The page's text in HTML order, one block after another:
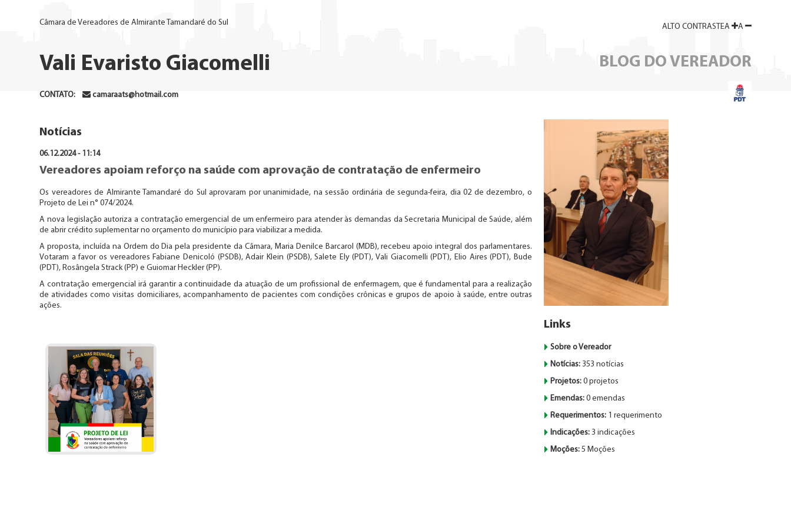
Câmara de Vereadores de Almirante Tamandaré do Sul ALTO CONTRASTEA A
Vali Evaristo Giacomelli BLOG DO VEREADOR
CONTATO: camaraats@hotmail.com
Notícias
06.12.2024 - 11:14
Vereadores apoiam reforço na saúde com aprovação de contratação de enfermeiro
Os vereadores de Almirante Tamandaré do Sul aprovaram por unanimidade, na sessão ordinária de segunda-feira, dia 02 de dezembro, o
Projeto de Lei n° 074/2024.
A nova legislação autoriza a contratação emergencial de um enfermeiro para atender às demandas da Secretaria Municipal de Saúde, além
de abrir crédito suplementar no orçamento do município para viabilizar a medida.
A proposta, incluída na Ordem do Dia pela presidente da Câmara, Maria Denilce Barcarol (MDB), recebeu apoio integral dos parlamentares.
Votaram a favor os vereadores Fabiane Denicoló (PSDB), Adair Klein (PSDB), Salete Ely (PDT), Vali Giacomelli (PDT), Elio Aires (PDT), Bude
(PDT), Rosângela Strack (PP) e Guiomar Heckler (PP).
A contratação emergencial irá garantir a continuidade da atuação de um profissional de enfermagem, que é fundamental para a realização
de atividades como visitas domiciliares, acompanhamento de pacientes com condições crônicas e grupos de apoio à saúde, entre outras
ações.
Links
Sobre o Vereador
Notícias:353 notícias
Projetos:0 projetos
Emendas:0 emendas
Requerimentos:1 requerimento
Indicações:3 indicações
Moções:5 Moções